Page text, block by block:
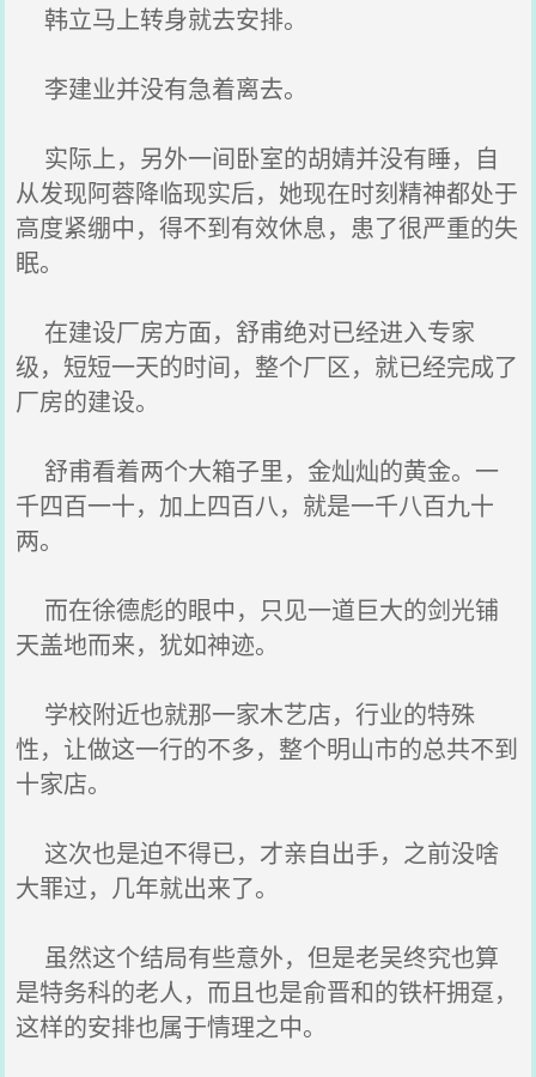
韩立马上转身就去安排。
李建业并没有急着离去。
实际上，另外一间卧室的胡婧并没有睡，自
从发现阿蓉降临现实后，她现在时刻精神都处于
高度紧绷中，得不到有效休息，患了很严重的失
眠。
在建设厂房方面，舒甫绝对已经进入专家
级，短短一天的时间，整个厂区，就已经完成了
厂房的建设。
舒甫看着两个大箱子里，金灿灿的黄金。一
千四百一十，加上四百八，就是一千八百九十
两。
而在徐德彪的眼中，只见一道巨大的剑光铺
天盖地而来，犹如神迹。
学校附近也就那一家木艺店，行业的特殊
性，让做这一行的不多，整个明山市的总共不到
十家店。
这次也是迫不得已，才亲自出手，之前没啥
大罪过，几年就出来了。
虽然这个结局有些意外，但是老吴终究也算
是特务科的老人，而且也是俞晋和的铁杆拥趸，
这样的安排也属于情理之中。